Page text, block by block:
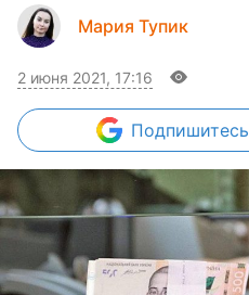
Мария Тупик
2 июня 2021, 17:16
Подпишитесь